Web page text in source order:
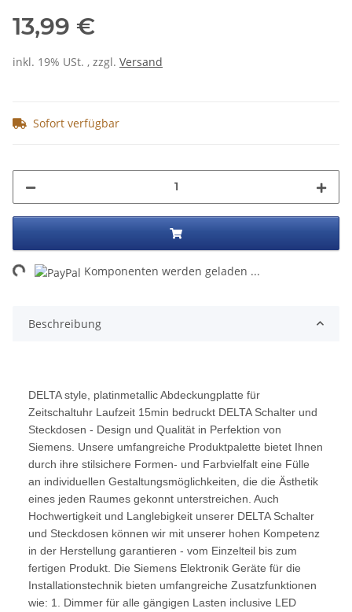
13,99 €
inkl. 19% USt. , zzgl. Versand
Sofort verfügbar
Loading... Komponenten werden geladen ...
Beschreibung
DELTA style, platinmetallic Abdeckungplatte für
Zeitschaltuhr Laufzeit 15min bedruckt DELTA Schalter und
Steckdosen - Design und Qualität in Perfektion von
Siemens. Unsere umfangreiche Produktpalette bietet Ihnen
durch ihre stilsichere Formen- und Farbvielfalt eine Fülle
an individuellen Gestaltungsmöglichkeiten, die die Ästhetik
eines jeden Raumes gekonnt unterstreichen. Auch
Hochwertigkeit und Langlebigkeit unserer DELTA Schalter
und Steckdosen können wir mit unserer hohen Kompetenz
in der Herstellung garantieren - vom Einzelteil bis zum
fertigen Produkt. Die Siemens Elektronik Geräte für die
Installationstechnik bieten umfangreiche Zusatzfunktionen
wie: 1. Dimmer für alle gängigen Lasten inclusive LED